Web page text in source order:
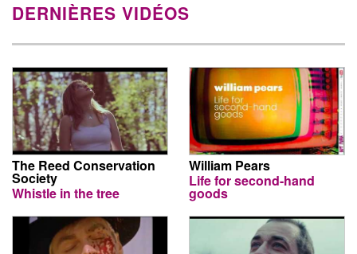
DERNIÈRES VIDÉOS
The Reed Conservation
Society
Whistle in the tree
William Pears
Life for second-hand
goods